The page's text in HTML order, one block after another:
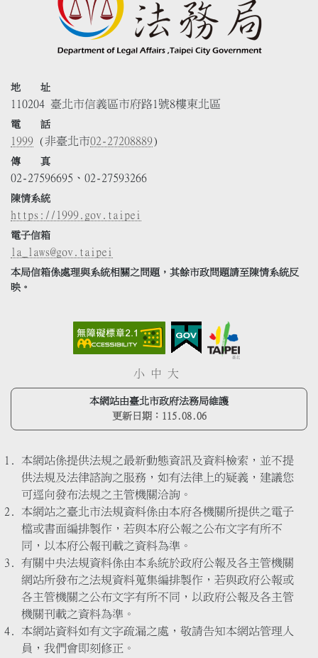
地 址
110204 臺北市信義區市府路1號8樓東北區
電 話
1999 (非臺北市02-27208889)
傳 真
02-27596695、02-27593266
陳情系統
https://1999.gov.taipei
電子信箱
la_laws@gov.taipei
本局信箱係處理與系統相關之問題，其餘市政問題請至陳情系統反
映。
小 中 大
本網站由臺北市政府法務局維護
更新日期： 115.08.06
本網站係提供法規之最新動態資訊及資料檢索，並不提
供法規及法律諮詢之服務，如有法律上的疑義，建議您
可逕向發布法規之主管機關洽詢。
本網站之臺北市法規資料係由本府各機關所提供之電子
檔或書面編排製作，若與本府公報之公布文字有所不
同，以本府公報刊載之資料為準。
有關中央法規資料係由本系統於政府公報及各主管機關
網站所發布之法規資料蒐集編排製作，若與政府公報或
各主管機關之公布文字有所不同，以政府公報及各主管
機關刊載之資料為準。
本網站資料如有文字疏漏之處，敬請告知本網站管理人
員，我們會即刻修正。